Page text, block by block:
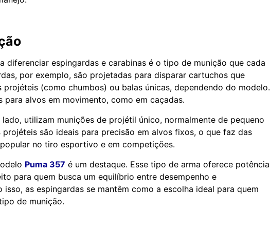
diferenciar espingardas e carabinas é o tipo de munição que cada
por exemplo, são projetadas para disparar cartuchos que
(como chumbos) ou balas únicas, dependendo do modelo.
para alvos em movimento, como em caçadas.
utilizam munições de projétil único, normalmente de pequeno
projéteis são ideais para precisão em alvos fixos, o que faz das
no tiro esportivo e em competições.
Puma 357 é um destaque. Esse tipo de arma oferece potência
para quem busca um equilíbrio entre desempenho e
as espingardas se mantêm como a escolha ideal para quem
de munição.